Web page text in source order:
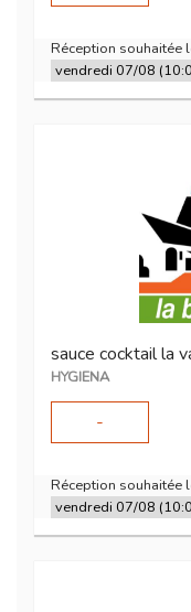
Réception souhaitée
sauce cocktail la
HYGIENA
-
Réception souhaitée